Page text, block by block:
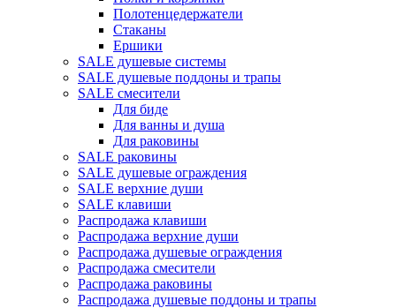
Полотенцедержатели
Стаканы
Ершики
SALE душевые системы
SALE душевые поддоны и трапы
SALE смесители
Для биде
Для ванны и душа
Для раковины
SALE раковины
SALE душевые ограждения
SALE верхние души
SALE клавиши
Распродажа клавиши
Распродажа верхние души
Распродажа душевые ограждения
Распродажа смесители
Распродажа раковины
Распродажа душевые поддоны и трапы